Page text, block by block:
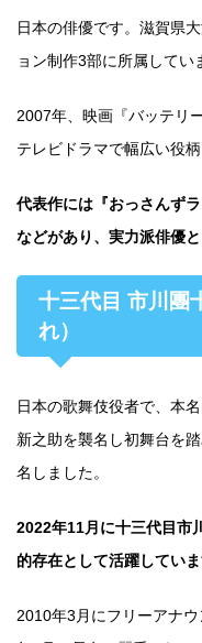
日本の俳優です。滋賀県
ョン制作3部に所属してい
2007年、映画『バッテリ
テレビドラマで幅広い役柄
代表作には『おっさんず
などがあり、実力派俳優
十三代目 市川團
れ）
日本の歌舞伎役者で、本
新之助を襲名し初舞台を
名しました。
2022年11月に十三代目市
的存在として活躍していま
2010年3月にフリーアナ